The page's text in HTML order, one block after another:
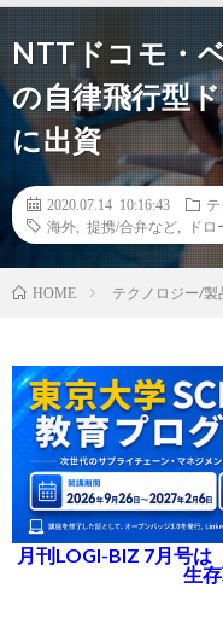
NTTドコモ・
の自律飛行型
に出資
2020.07.14 10:16:43
海外
提携/合弁など ドロ
HOME テクノロジー/製
月刊LOGI-BIZ 7月号は
生